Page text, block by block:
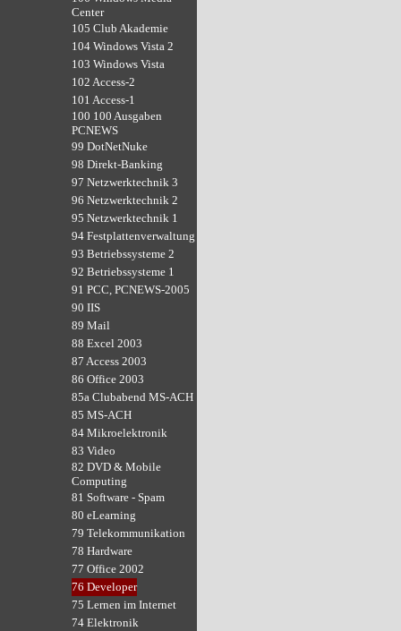
Center
105 Club Akademie
104 Windows Vista 2
103 Windows Vista
102 Access-2
101 Access-1
100 100 Ausgaben
PCNEWS
99 DotNetNuke
98 Direkt-Banking
97 Netzwerktechnik 3
96 Netzwerktechnik 2
95 Netzwerktechnik 1
94 Festplattenverwaltung
93 Betriebssysteme 2
92 Betriebssysteme 1
91 PCC, PCNEWS-2005
90 IIS
89 Mail
88 Excel 2003
87 Access 2003
86 Office 2003
85a Clubabend MS-ACH
85 MS-ACH
84 Mikroelektronik
83 Video
82 DVD & Mobile
Computing
81 Software - Spam
80 eLearning
79 Telekommunikation
78 Hardware
77 Office 2002
76 Developer
75 Lernen im Internet
74 Elektronik